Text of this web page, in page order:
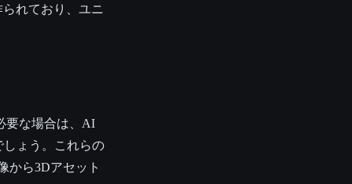
れており、ユニ
要な場合は、AI
ょう。これらの
から3Dアセット